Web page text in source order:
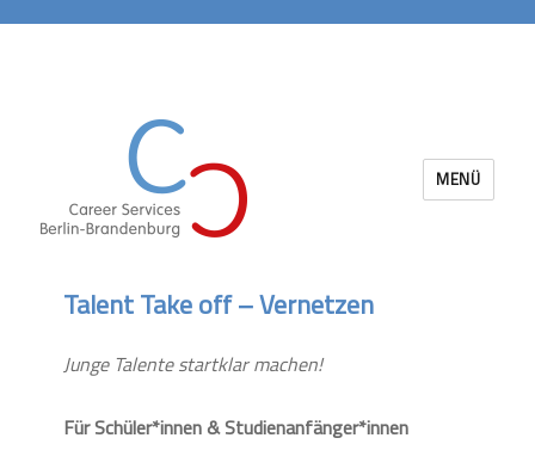
MENÜ
Talent Take off – Vernetzen
Junge Talente startklar machen!
Für Schüler*innen & Studienanfänger*innen